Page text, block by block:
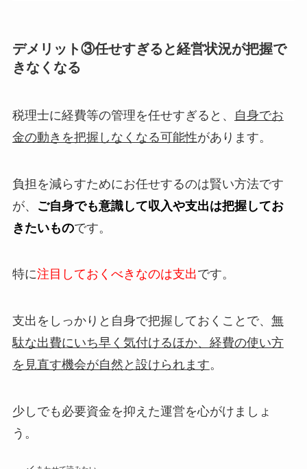
デメリット③任せすぎると経営状況が把握で
きなくなる
税理士に経費等の管理を任せすぎると、
自身でお
金の動きを把握しなくなる可能性があります。
負担を減らすためにお任せするのは賢い方法です
が、
ご自身でも意識して収入や支出は把握してお
きたいものです。
特に注目しておくべきなのは支出です。
支出をしっかりと自身で把握しておくことで、 無
駄な出費にいち早く気付けるほか、経費の使い方
を見直す機会が自然と設けられます。
少しでも必要資金を抑えた運営を心がけましょ
う。